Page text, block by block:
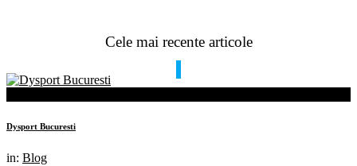
Cele mai recente articole
Dysport Bucuresti
in: Blog